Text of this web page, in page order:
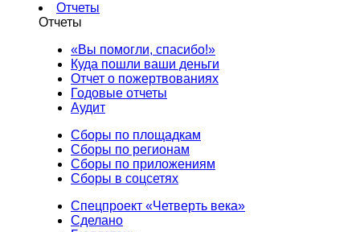
Отчеты
Отчеты
«Вы помогли, спасибо!»
Куда пошли ваши деньги
Отчет о пожертвованиях
Годовые отчеты
Аудит
Сборы по площадкам
Сборы по регионам
Сборы по приложениям
Сборы в соцсетях
Спецпроект «Четверть века»
Сделано